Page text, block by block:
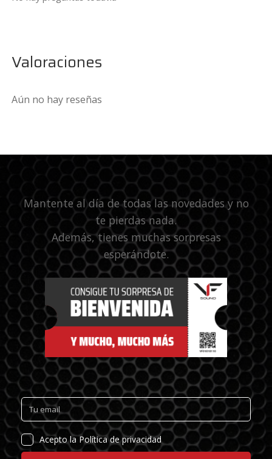
Valoraciones
Aún no hay reseñas
Mantente al día de todas las novedades y no
te pierdas nada.
Además, tienes muchas sorpresas
esperándote.